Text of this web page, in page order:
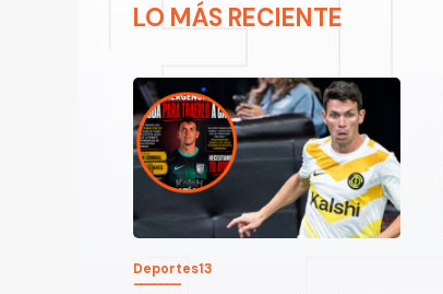
LO MÁS RECIENTE
Deportes13